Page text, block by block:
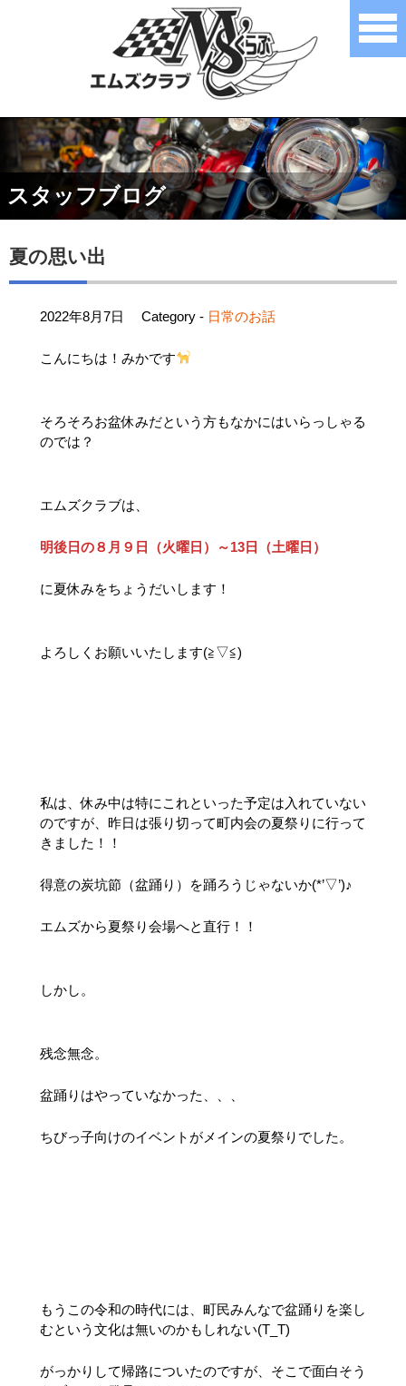
スタッフブログ
夏の思い出
2022年8月7日 Category - 日常のお話
こんにちは！みかです
そろそろお盆休みだという方もなかにはいらっしゃる
のでは？
エムズクラブは、
明後日の８月９日（火曜日）～13日（土曜日）
に夏休みをちょうだいします！
よろしくお願いいたします(≧▽≦)
私は、休み中は特にこれといった予定は入れていない
のですが、昨日は張り切って町内会の夏祭りに行って
きました！！
得意の炭坑節（盆踊り）を踊ろうじゃないか(*’▽’)♪
エムズから夏祭り会場へと直行！！
しかし。
残念無念。
盆踊りはやっていなかった、、、
ちびっ子向けのイベントがメインの夏祭りでした。
もうこの令和の時代には、町民みんなで盆踊りを楽し
むという文化は無いのかもしれない(T_T)
がっかりして帰路についたのですが、そこで面白そう